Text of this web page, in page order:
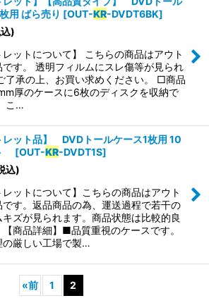
用 ばら売り [OUT-KR-DVDT6BK]
)
レットについて】 こちらの商品はアウト
です。 透明フィルムにスレ傷等が見られ
了承の上、お買い求めください。 □商品
厚のケースに6枚のディスクを収納で
こ…
レット品】 DVDトールケース1枚用 10
[OUT-KR-DVDT1S]
込)
レットについて】こちらの商品はアウト
です。返品商品の為、運送過程で若干の
キズが見られます。商品状態は比較的良
商品詳細】■品質重視のケースです。
の厳しい工場で製…
«前 1 2